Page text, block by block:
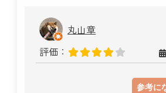
丸山章
評価：
参考に